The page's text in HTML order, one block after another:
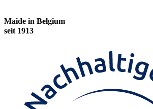
Maide in Belgium
seit 1913